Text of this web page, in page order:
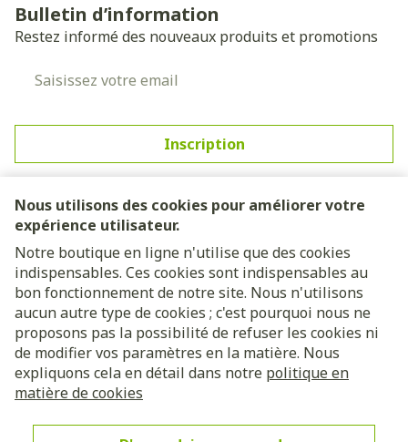
Nous utilisons des cookies pour améliorer votre
expérience utilisateur.
Notre boutique en ligne n'utilise que des cookies
indispensables. Ces cookies sont indispensables au
bon fonctionnement de notre site. Nous n'utilisons
aucun autre type de cookies ; c'est pourquoi nous ne
proposons pas la possibilité de refuser les cookies ni
de modifier vos paramètres en la matière. Nous
expliquons cela en détail dans notre politique en
matière de cookies
Bulletin d’information
Restez informé des nouveaux produits et promotions
Inscription
En cliquant sur s'abonner, vous vous abonnez à notre
newsletter et acceptez notrepolitique de confidentialité.
Liens légaux